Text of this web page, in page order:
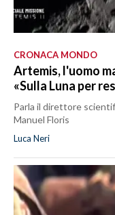
CRONACA MONDO
Artemis, l'uomo
«Sulla Luna per
Parla il direttore
Manuel Floris
Luca Neri